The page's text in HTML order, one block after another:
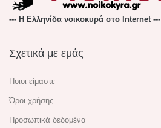
--- Η Ελληνίδα νοικοκυρά στο Internet ---
Σχετικά με εμάς
Ποιοι είμαστε
Όροι χρήσης
Προσωπικά δεδομένα